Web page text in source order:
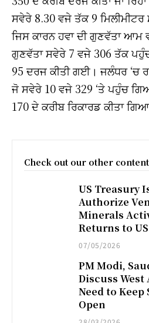
ਸਵੇਰੇ 8.30 ਵਜੇ ਤੱਕ 9
ਜਿਸ ਕਾਰਨ ਹਵਾ ਦੀ ਗੁਣਵੱਤਾ
ਗੁਣਵੱਤਾ ਸਵੇਰੇ 7 ਵਜੇ 306 ਤੱਕ
95 ਦਰਜ ਕੀਤੀ ਗਈ। ਜਲੰਧਰ ‘ਚ
ਜੋ ਸਵੇਰੇ 10 ਵਜੇ 329 ‘ਤੇ ਪਹੁੰਚ
170 ਦੇ ਕਰੀਬ ਰਿਕਾਰਡ ਕੀਤਾ
Check out our other content
US Treasury
Authorize
Minerals
Returns to
07/05/2026
PM Modi,
Discuss West
Need to
Open